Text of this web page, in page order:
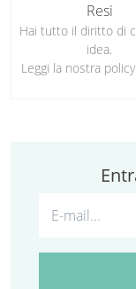
Resi
Hai tutto il diritto di
idea.
Leggi la nostra